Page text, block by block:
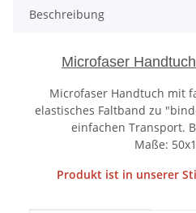
Beschreibung
Microfaser
Microfaser Handtuch mit
elastisches Faltband zu
einfachen Transport.
Maße:
Produkt ist in unserer